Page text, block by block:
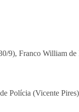
9), Franco William
Polícia (Vicente